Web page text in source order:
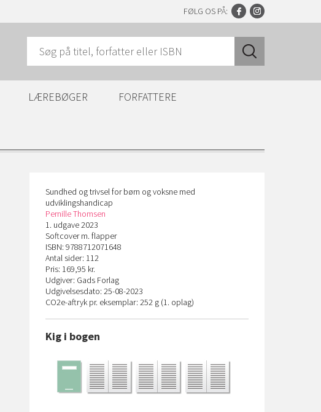
FØLG OS PÅ:
LÆREBØGER FORFATTERE
Sundhed og trivsel for børn og voksne med
udviklingshandicap
Pernille Thomsen
1. udgave 2023
Softcover m. flapper
ISBN: 9788712071648
Antal sider: 112
Pris: 169,95 kr.
Udgiver: Gads Forlag
Udgivelsesdato: 25-08-2023
CO2e-aftryk pr. eksemplar: 252 g (1. oplag)
Kig i bogen